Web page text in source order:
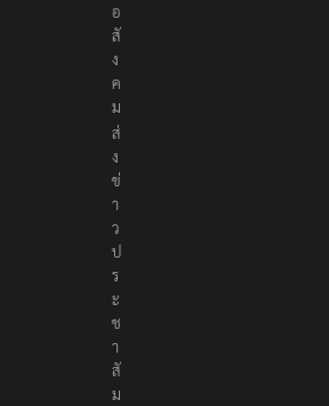
อ
สั
ง
ค
ม
ส่
ง
ข่
า
ว
ป
ร
ะ
ช
า
สั
ม